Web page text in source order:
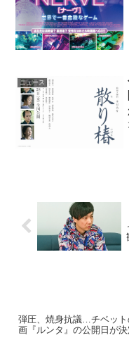
ニュース
弾圧、焼身抗議…チベッ
画『ルンタ』の公開日が決